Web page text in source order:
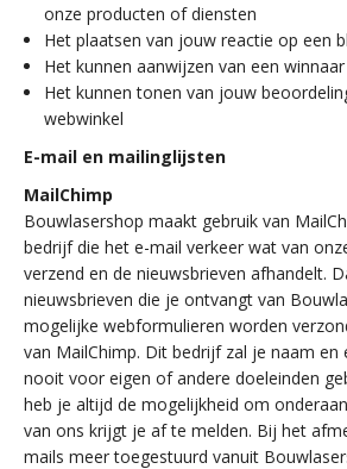
onze producten of diensten
Het plaatsen van jouw reactie op een
Het kunnen aanwijzen van een
Het kunnen tonen van jouw
webwinkel
E-mail en mailinglijsten
MailChimp
Bouwlasershop maakt gebruik van
bedrijf die het e-mail verkeer wat van
verzend en de nieuwsbrieven afhandelt.
nieuwsbrieven die je ontvangt van
mogelijke webformulieren worden
van MailChimp. Dit bedrijf zal je naam en
nooit voor eigen of andere doeleinden
heb je altijd de mogelijkheid om
van ons krijgt je af te melden. Bij het
mails meer toegestuurd vanuit